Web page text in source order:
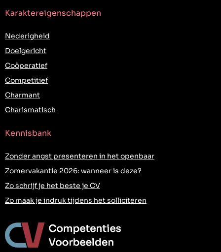
Karaktereigenschappen
Nederigheid
Doelgericht
Coöperatief
Competitief
Charmant
Charismatisch
Kennisbank
Zonder angst presenteren in het openbaar
Zomervakantie 2026: wanneer is deze?
Zo schrijf je het beste je CV
Zo maak je indruk tijdens het solliciteren